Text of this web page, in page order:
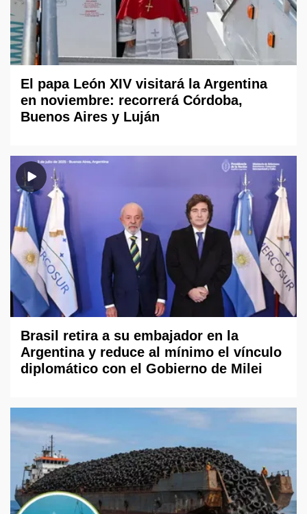
El papa León XIV visitará la Argentina
en noviembre: recorrerá Córdoba,
Buenos Aires y Luján
Brasil retira a su embajador en la
Argentina y reduce al mínimo el vínculo
diplomático con el Gobierno de Milei